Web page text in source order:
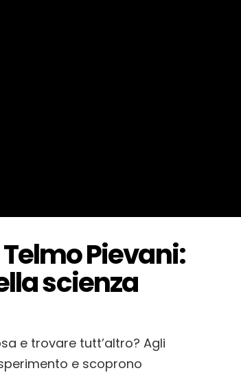
Telmo Pievani:
scienza
e trovare tutt’altro? Agli
e scoprono